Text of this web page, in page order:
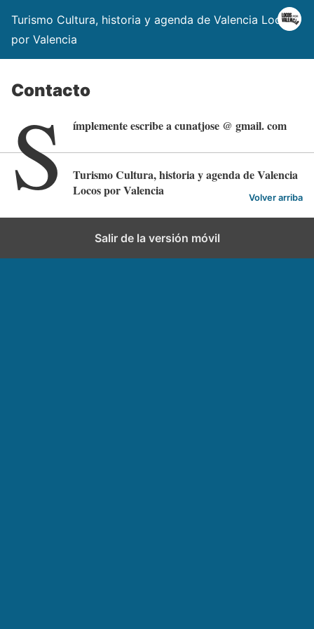
Turismo Cultura, historia y agenda de Valencia Locos
por Valencia
Contacto
S ímplemente escribe a cunatjose @ gmail. com
Turismo Cultura, historia y agenda de Valencia
Locos por Valencia
Volver arriba
Salir de la versión móvil